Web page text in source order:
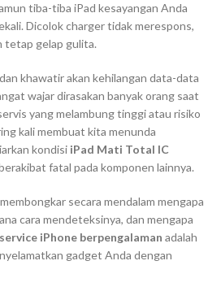
tiba-tiba iPad kesayangan Anda
Dicolok charger tidak merespons,
tetap gelap gulita.
khawatir akan kehilangan data-data
wajar dirasakan banyak orang saat
yang melambung tinggi atau risiko
kali membuat kita menunda
kondisi iPad Mati Total IC
fatal pada komponen lainnya.
secara mendalam mengapa
cara mendeteksinya, dan mengapa
iPhone berpengalaman adalah
gadget Anda dengan